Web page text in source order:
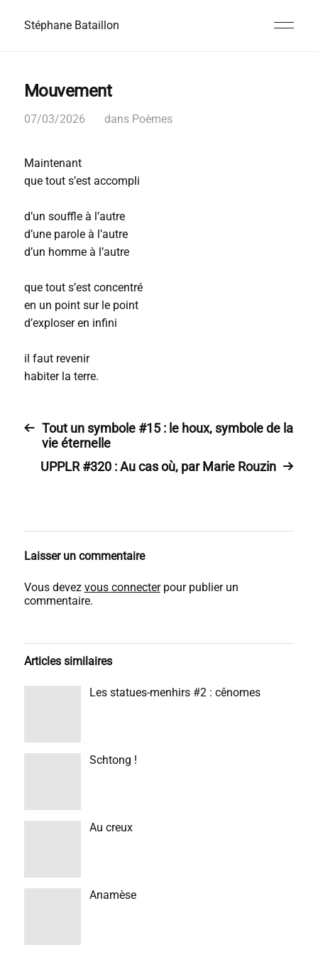
Stéphane Bataillon
Mouvement
07/03/2026 dans Poèmes
Maintenant
que tout s’est accompli
d’un souffle à l’autre
d’une parole à l’autre
d’un homme à l’autre
que tout s’est concentré
en un point sur le point
d’exploser en infini
il faut revenir
habiter la terre.
Tout un symbole #15 : le houx, symbole de la
vie éternelle
UPPLR #320 : Au cas où, par Marie Rouzin
Laisser un commentaire
Vous devez vous connecterpour publier un
commentaire.
Articles similaires
Les statues-menhirs #2 : cênomes
Schtong !
Au creux
Anamèse